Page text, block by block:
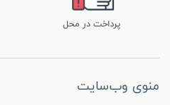
پرداخت در محل
منوی وب‌سایت